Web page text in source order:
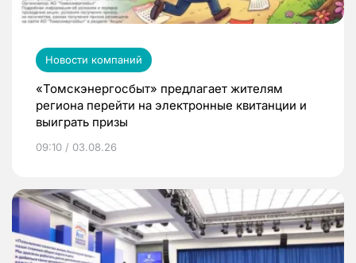
Новости компаний
«Томскэнергосбыт» предлагает жителям
региона перейти на электронные квитанции и
выиграть призы
09:10 / 03.08.26